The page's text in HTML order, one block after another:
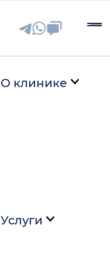
О клинике
Услуги